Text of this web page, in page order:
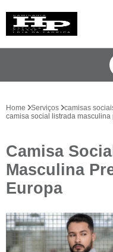
Home Serviços camisas
camisa social listrada
Camisa
Masculina
Europa